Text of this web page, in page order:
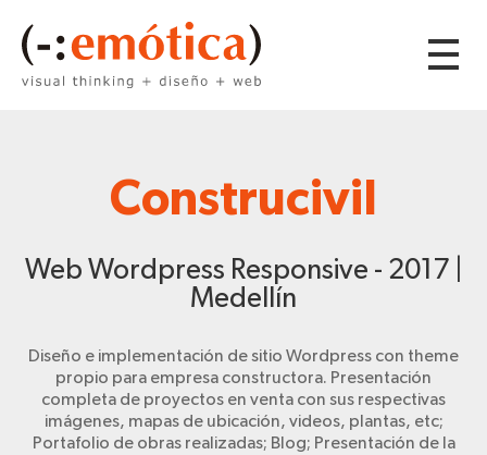
Construcivil
Web Wordpress Responsive - 2017 |
Medellín
Diseño e implementación de sitio Wordpress con theme
propio para empresa constructora. Presentación
completa de proyectos en venta con sus respectivas
imágenes, mapas de ubicación, videos, plantas, etc;
Portafolio de obras realizadas; Blog; Presentación de la